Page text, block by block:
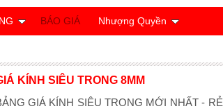
KÍNH SIÊU TRONG 8MM
GIÁ KÍNH SIÊU TRONG MỚI NHẤT - RẺ
BÁO GIÁ Nhượng Quyền